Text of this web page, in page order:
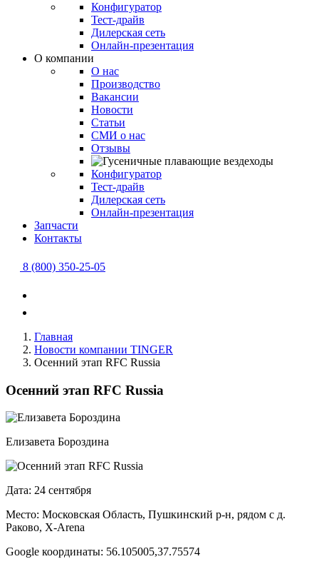
Конфигуратор
Тест-драйв
Дилерская сеть
Онлайн-презентация
О компании
О нас
Производство
Вакансии
Новости
Статьи
СМИ о нас
Отзывы
Конфигуратор
Тест-драйв
Дилерская сеть
Онлайн-презентация
Запчасти
Контакты
8 (800) 350-25-05
Главная
Новости компании TINGER
Осенний этап RFC Russia
Осенний этап RFC Russia
Елизавета Бороздина
Дата: 24 сентября
Место: Московская Область, Пушкинский р-н, рядом с д.
Раково, X-Arena
Google координаты: 56.105005,37.75574